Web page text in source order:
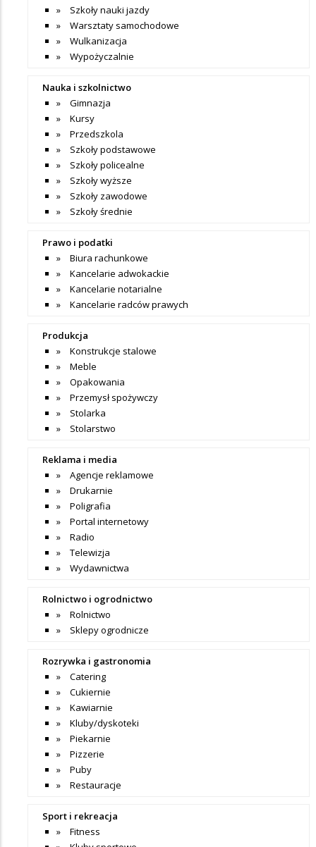
Szkoły nauki jazdy
Warsztaty samochodowe
Wulkanizacja
Wypożyczalnie
Nauka i szkolnictwo
Gimnazja
Kursy
Przedszkola
Szkoły podstawowe
Szkoły policealne
Szkoły wyższe
Szkoły zawodowe
Szkoły średnie
Prawo i podatki
Biura rachunkowe
Kancelarie adwokackie
Kancelarie notarialne
Kancelarie radców prawych
Produkcja
Konstrukcje stalowe
Meble
Opakowania
Przemysł spożywczy
Stolarka
Stolarstwo
Reklama i media
Agencje reklamowe
Drukarnie
Poligrafia
Portal internetowy
Radio
Telewizja
Wydawnictwa
Rolnictwo i ogrodnictwo
Rolnictwo
Sklepy ogrodnicze
Rozrywka i gastronomia
Catering
Cukiernie
Kawiarnie
Kluby/dyskoteki
Piekarnie
Pizzerie
Puby
Restauracje
Sport i rekreacja
Fitness